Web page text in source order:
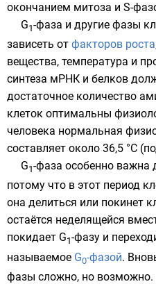
окончанием митоза и S-
G1-фаза и другие фазы
зависеть от факторов роста
вещества, температура и
синтеза мРНК и белков
достаточное количество
клеток оптимальны
человека нормальная
составляет около 36,5 °C
G1-фаза особенно важна
потому что в этот период
она делиться или покинет
остаётся неделящейся
покидает G1-фазу и
называемое G0-фазой.
фазы сложно, но возможно.